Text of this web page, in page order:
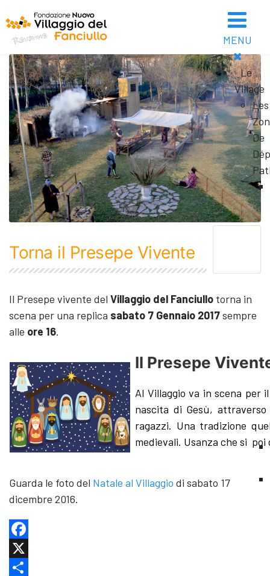
MENU
Le
Village
Les
De
Torna il Presepe Vivente
Il Presepe vivente del Villaggio del Fanciullo torna in
scena per una replica sabato 7 Gennaio 2017sempre
alle ore 16.
Il Presepe
Al Villaggio va in scena per
nascita di Gesù,
ragazzi. Una tradizione
medievali. Usanza che si
Guarda le foto del Natale al Villaggio di sabato 17
dicembre 2016.
Facebook
X